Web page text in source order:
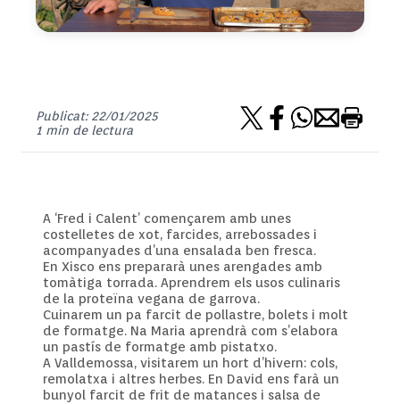
Publicat: 22/01/2025
1 min de lectura
A ‘Fred i Calent’ començarem amb unes
costelletes de xot, farcides, arrebossades i
acompanyades d’una ensalada ben fresca.
En Xisco ens prepararà unes arengades amb
tomàtiga torrada. Aprendrem els usos culinaris
de la proteïna vegana de garrova.
Cuinarem un pa farcit de pollastre, bolets i molt
de formatge. Na Maria aprendrà com s’elabora
un pastís de formatge amb pistatxo.
A Valldemossa, visitarem un hort d’hivern: cols,
remolatxa i altres herbes. En David ens farà un
bunyol farcit de frit de matances i salsa de